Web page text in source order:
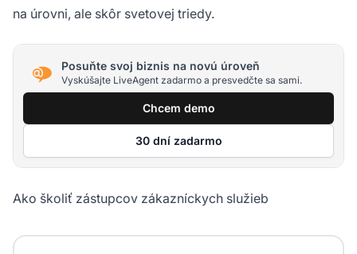
na úrovni, ale skôr svetovej triedy.
Posuňte svoj biznis na novú úroveň
Vyskúšajte LiveAgent zadarmo a presvedčte sa sami.
Chcem demo
30 dní zadarmo
Ako školiť zástupcov zákazníckych služieb
Kontrolný zoznam školenia agentov zákazníckych služieb